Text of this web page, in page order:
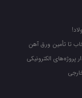
تا تأمین ورق آهن
پروژه‌های الکترونیکی